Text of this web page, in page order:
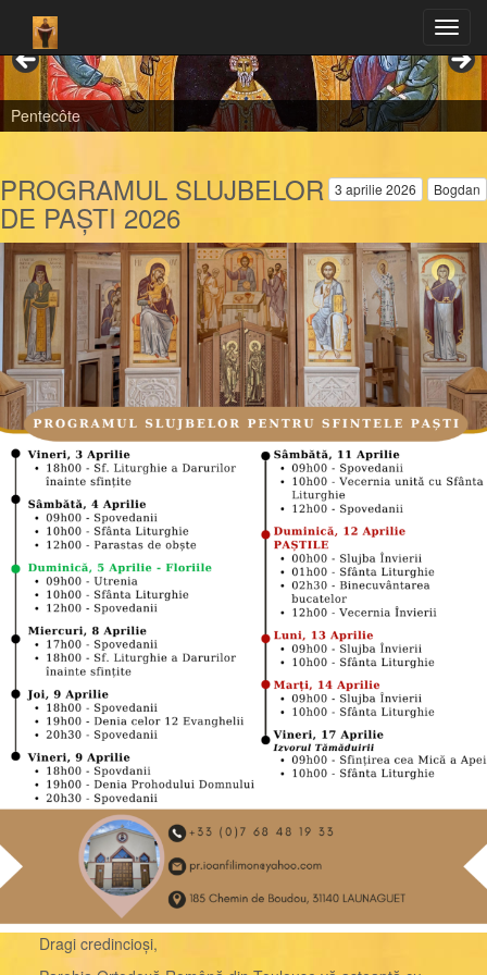
Pentecôte
3 aprilie 2026 Bogdan
PROGRAMUL SLUJBELOR
DE PAȘTI 2026
Dragi credincioși,